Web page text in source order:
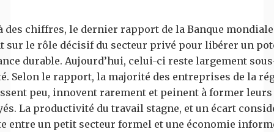
des chiffres, le dernier rapport de la Banque
sur le rôle décisif du secteur privé pour libérer un
durable. Aujourd’hui, celui-ci reste largement
Selon le rapport, la majorité des entreprises de la
peu, innovent rarement et peinent à former leurs
La productivité du travail stagne, et un écart
entre un petit secteur formel et une économie